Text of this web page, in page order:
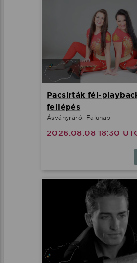
Pacsirták fél-
fellépés
Ásványráró, Falunap
2026.08.08 18:30